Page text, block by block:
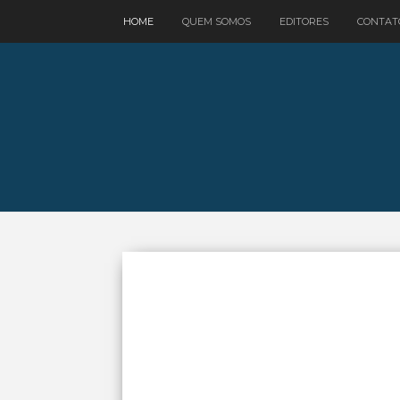
HOME QUEM SOMOS EDITORES